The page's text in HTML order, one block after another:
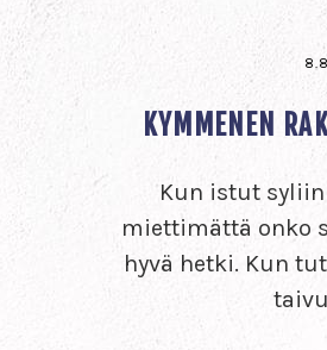
KYMMENEN
Kun istut
miettimättä onko
hyvä hetki. Kun